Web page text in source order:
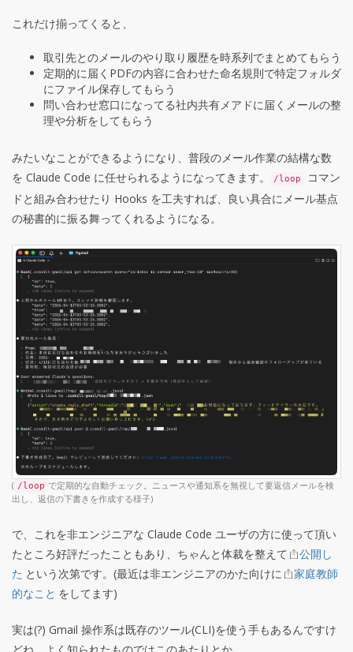
これだけ揃ってくると、
取引先とのメールのやり取り履歴を時系列でまとめてもらう
定期的に届くPDFの内容に合わせた命名規則で特定フォルダ
にファイル保存してもらう
問い合わせ窓口になってる社内共有メアドに届くメールの整
理や分析をしてもらう
みたいなことができるようになり、普段のメール作業の結構な数
を Claude Code に任せられるようになってきます。
/loop
コマン
ドと組み合わせたり Hooks を工夫すれば、良い具合にメール基点
の秘書的に振る舞ってくれるようになる。
( /loop で定期的な自動チェック。ニュースや通知系を無視して要返信メールを検
出し、返信の下書きを作成する様子)
で、これを非エンジニアな Claude Code ユーザの方に使って頂い
たところ好評だったこともあり、ちゃんと体裁を整えて
公開し
た という次第です。(最近は非エンジニアのかた向けに
家庭教師
的なこと をしてます)
実は(?) Gmail 操作系は既存のツール(CLI)を使う手もあるんですけ